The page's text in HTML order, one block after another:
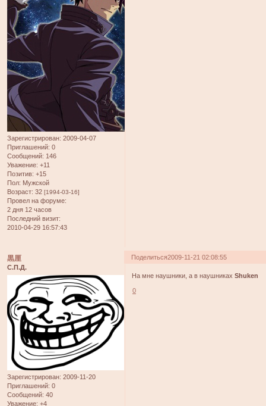
Зарегистрирован: 2009-04-07
Приглашений: 0
Сообщений: 146
Уважение: +11
Позитив: +15
Пол: Мужской
Возраст: 32 [1994-03-16]
Провел на форуме:
2 дня 12 часов
Последний визит:
2010-04-29 16:57:43
Поделиться2009-11-21 02:08:55
黒厘
С.П.Д.
Зарегистрирован: 2009-11-20
Приглашений: 0
Сообщений: 40
Уважение: +4
На мне наушники, а в наушникахShuken
0